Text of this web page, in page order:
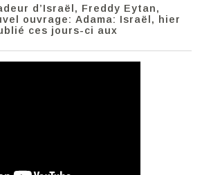
d’Israël, Freddy Eytan,
ouvrage: Adama: Israël, hier
ces jours-ci aux